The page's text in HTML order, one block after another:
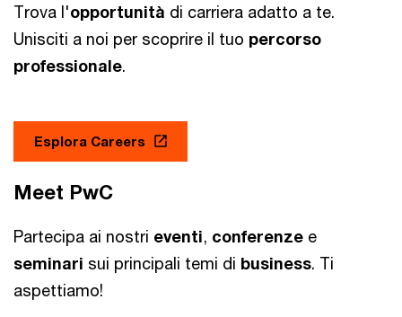
Trova l'opportunità di carriera adatto a te.
Unisciti a noi per scoprire il tuo percorso
professionale.
Esplora Careers
Meet PwC
Partecipa ai nostri eventi, conferenze e
seminari sui principali temi di business. Ti
aspettiamo!